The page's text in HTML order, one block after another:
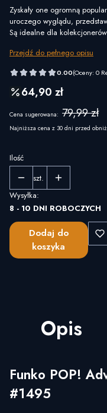
Zyskały one ogromną
uroczego wyglądu,
Są idealne dla
Przejdź do pełnego opisu
0.00(Oceny: 0
64,90 zł
Cena sugerowana: 79,99 zł
Najniższa cena z 30 dni przed
Ilość
szt.
Wysyłka:
8 - 10 DNI ROBOCZYCH
Dodaj do
koszyka
Opis
Funko POP!
#1495